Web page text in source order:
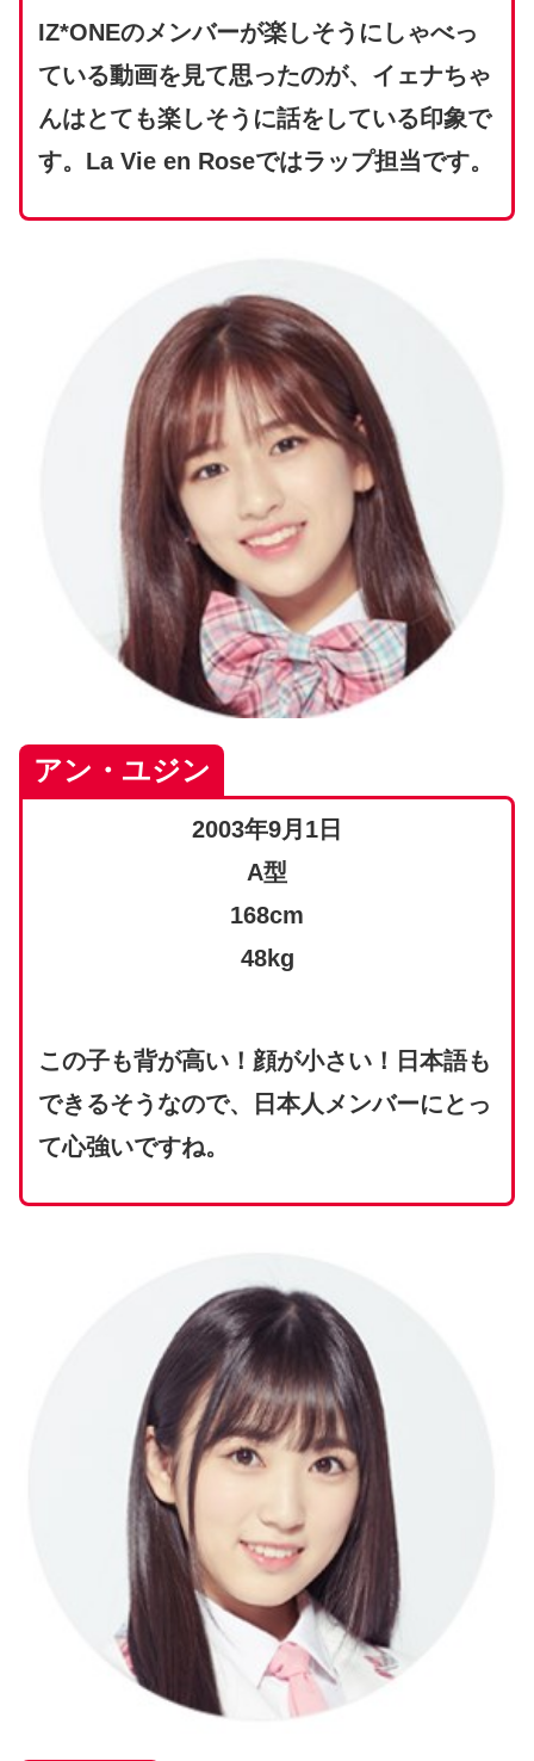
IZ*ONEのメンバーが楽しそうにしゃべっ
ている動画を見て思ったのが、イェナちゃ
んはとても楽しそうに話をしている印象で
す。La Vie en Roseではラップ担当です。
アン・ユジン
2003年9月1日
A型
168cm
48kg
この子も背が高い！顔が小さい！日本語も
できるそうなので、日本人メンバーにとっ
て心強いですね。